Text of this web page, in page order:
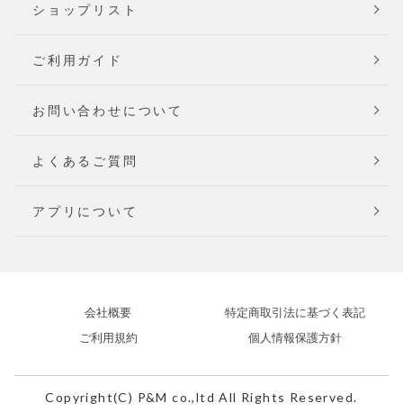
ショップリスト
ご利用ガイド
お問い合わせについて
よくあるご質問
アプリについて
会社概要
特定商取引法に基づく表記
ご利用規約
個人情報保護方針
Copyright(C) P&M co.,ltd All Rights Reserved.